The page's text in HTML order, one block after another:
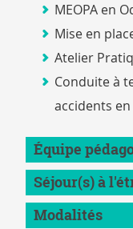
MEOPA en
Mise en
Atelier
Conduite à
accidents
Équipe
Séjour(s) à
Modalités